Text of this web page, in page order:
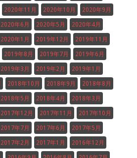
2020年11月 2020年10月 2020年9月
2020年6月 2020年5月 2020年4月
2020年1月 2019年12月 2019年11月
2019年8月 2019年7月 2019年6月
2019年3月 2019年2月 2019年1月
2018年10月 2018年9月 2018年8月
2018年5月 2018年4月 2018年3月
2017年12月 2017年11月 2017年10月
2017年7月 2017年6月 2017年5月
2017年2月 2017年1月 2016年12月